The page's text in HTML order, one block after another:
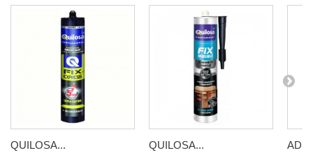
QUILOSA... QUILOSA...